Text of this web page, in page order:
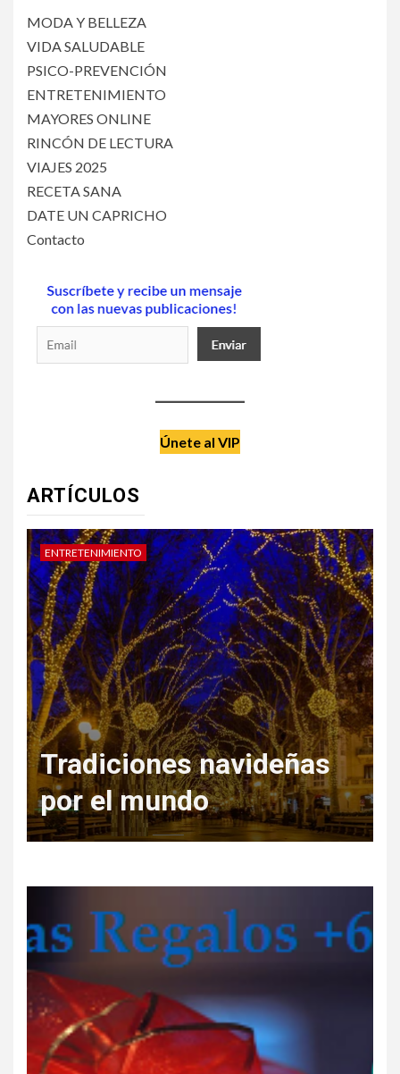
MODA Y BELLEZA
VIDA SALUDABLE
PSICO-PREVENCIÓN
ENTRETENIMIENTO
MAYORES ONLINE
RINCÓN DE LECTURA
VIAJES 2025
RECETA SANA
DATE UN CAPRICHO
Contacto
Únete al VIP
ARTÍCULOS
DATE UN CAPRICHO
Regala Escapadas